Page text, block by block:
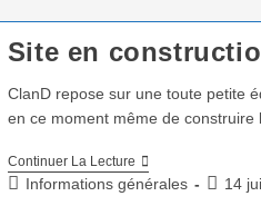
Site en
ClanD repose sur une toute petite
en ce moment même de
Continuer La Lecture
Informations générales 14